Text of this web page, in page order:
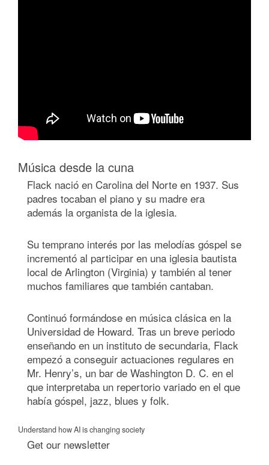
Música desde la cuna
Flack nació en Carolina del Norte en 1937. Sus
padres tocaban el piano y su madre era
además la organista de la iglesia.
Su temprano interés por las melodías góspel se
incrementó al participar en una iglesia bautista
local de Arlington (Virginia) y también al tener
muchos familiares que también cantaban.
Continuó formándose en música clásica en la
Universidad de Howard. Tras un breve periodo
enseñando en un instituto de secundaria, Flack
empezó a conseguir actuaciones regulares en
Mr. Henry’s, un bar de Washington D. C. en el
que interpretaba un repertorio variado en el que
había góspel, jazz, blues y folk.
Understand how AI is changing society
Get our newsletter